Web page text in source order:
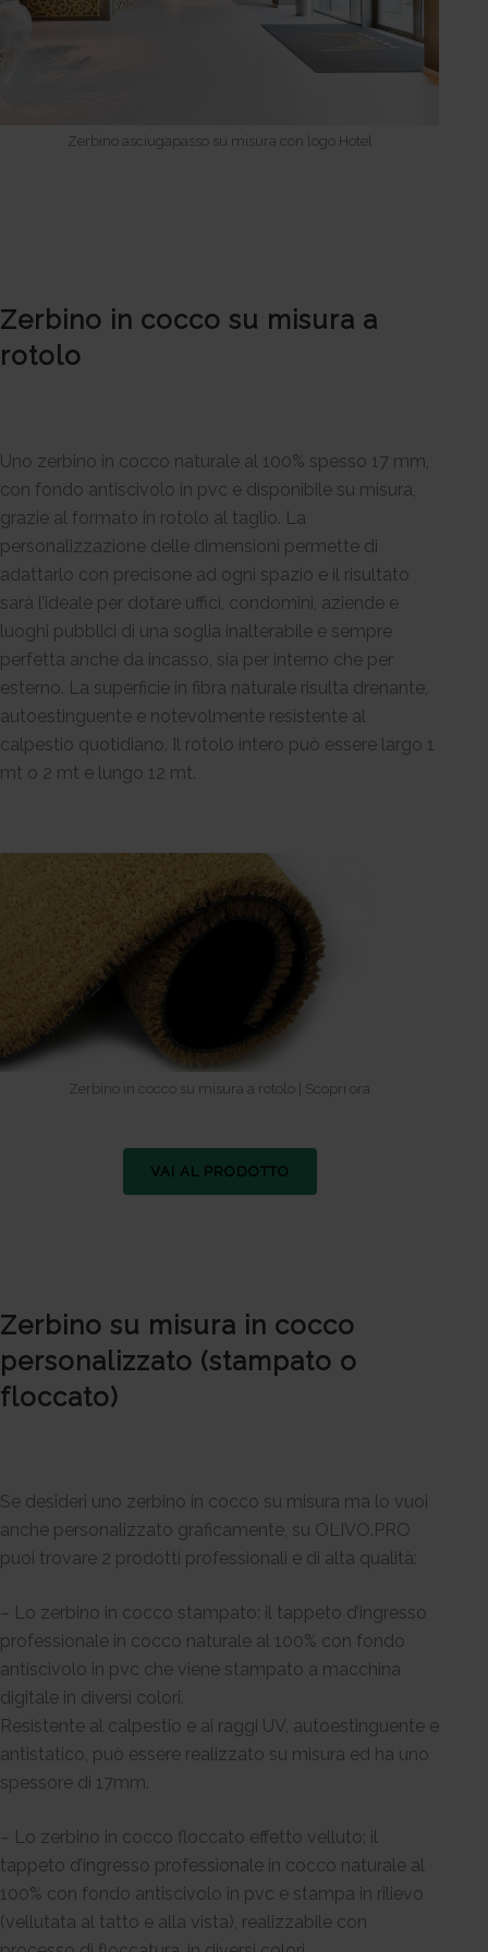
Zerbino asciugapasso su misura con logo Hotel
Zerbino in cocco su misura a
rotolo
Uno zerbino in cocco naturale al 100% spesso 17 mm,
con fondo antiscivolo in pvc e disponibile su misura,
grazie al formato in rotolo al taglio. La
personalizzazione delle dimensioni permette di
adattarlo con precisone ad ogni spazio e il risultato
sarà l’ideale per dotare uffici, condomini, aziende e
luoghi pubblici di una soglia inalterabile e sempre
perfetta anche da incasso, sia per interno che per
esterno. La superficie in fibra naturale risulta drenante,
autoestinguente e notevolmente resistente al
calpestio quotidiano. Il rotolo intero può essere largo 1
mt o 2 mt e lungo 12 mt.
Zerbino in cocco su misura a rotolo | Scopri ora
VAI AL PRODOTTO
Zerbino su misura in cocco
personalizzato (stampato o
floccato)
Se desideri uno zerbino in cocco su misura ma lo vuoi
anche personalizzato graficamente, su OLIVO.PRO
puoi trovare 2 prodotti professionali e di alta qualità:
– Lo zerbino in cocco stampato: il tappeto d’ingresso
professionale in cocco naturale al 100% con fondo
antiscivolo in pvc che viene stampato a macchina
digitale in diversi colori.
Resistente al calpestio e ai raggi UV, autoestinguente e
antistatico, può essere realizzato su misura ed ha uno
spessore di 17mm.
– Lo zerbino in cocco floccato effetto velluto: il
tappeto d’ingresso professionale in cocco naturale al
100% con fondo antiscivolo in pvc e stampa in rilievo
(vellutata al tatto e alla vista), realizzabile con